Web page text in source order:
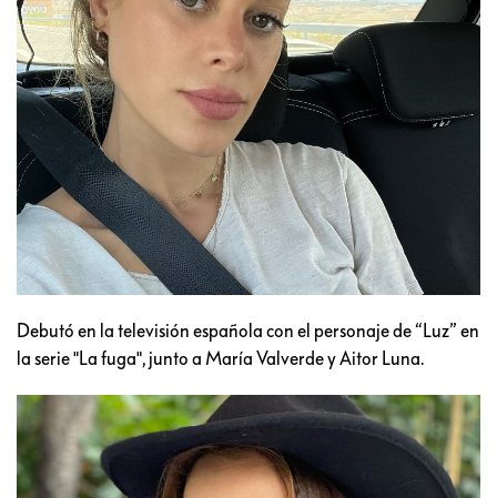
Debutó en la televisión española con el personaje de “Luz” en
la serie "La fuga", junto a María Valverde y Aitor Luna.